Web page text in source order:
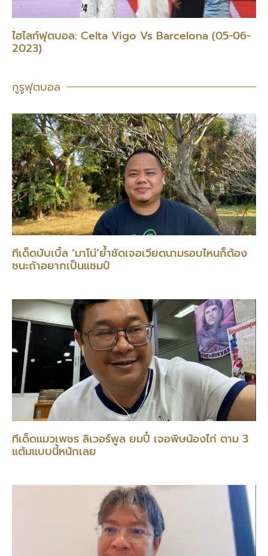
ไฮไลท์ฟุตบอล: Celta Vigo Vs Barcelona (05-06-
2023)
กูรูฟุตบอล
ทีเด็ดบับเบิ้ล ‘มาโน่’ย้ำชัดเจอเวียดนามรอบไหนก็ต้อง
ชนะถ้าอยากเป็นแชมป์
ทีเด็ดแมวเพชร ลิเวอร์พูล ยมปี๋ เจอพิษน้องไก่ ตาม 3
แต้มแบบนี้หนักเลย